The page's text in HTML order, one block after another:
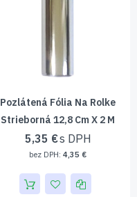
Pozlátená Fólia Na Rolke
Strieborná 12,8 Cm X 2 M
5,35 €
4,35 €